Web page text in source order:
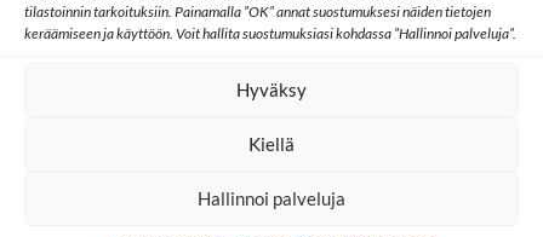
tilastoinnin tarkoituksiin. Painamalla ”OK” annat suostumuksesi näiden tietojen
keräämiseen ja käyttöön. Voit hallita suostumuksiasi kohdassa ”Hallinnoi palveluja”.
Hyväksy
Kiellä
Hallinnoi palveluja